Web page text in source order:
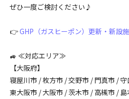
ぜひ一度ご検討ください♪
👉GHP（ガスヒーポン）更新・新設
🚙 ≪対応エリア≫
【大阪府】
寝屋川市 / 枚方市 / 交野市 / 門真市 /
東大阪市 / 大阪市 / 茨木市 / 高槻市 /